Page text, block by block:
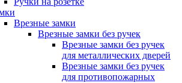
Врезные замки
Врезные замки без ручек
Врезные замки без ручек
для металлических дверей
Врезные замки без ручек
для противопожарных